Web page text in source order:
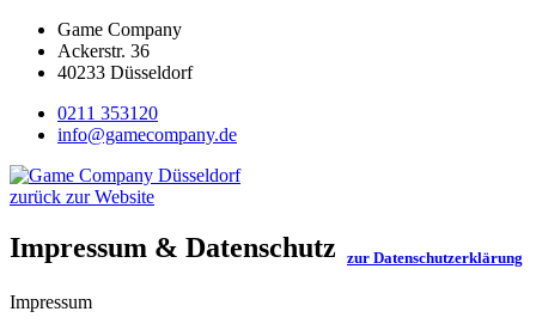
Game Company
Ackerstr. 36
40233 Düsseldorf
0211 353120
info@gamecompany.de
zurück zur Website
Impressum & Datenschutz zur Datenschutzerklärung
Impressum